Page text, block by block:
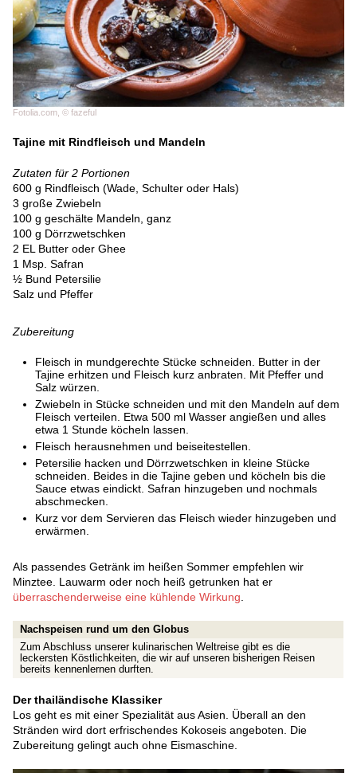
Fotolia.com, © fazeful
Tajine mit Rindfleisch und Mandeln
Zutaten für 2 Portionen
600 g Rindfleisch (Wade, Schulter oder Hals)
3 große Zwiebeln
100 g geschälte Mandeln, ganz
100 g Dörrzwetschken
2 EL Butter oder Ghee
1 Msp. Safran
½ Bund Petersilie
Salz und Pfeffer
Zubereitung
Fleisch in mundgerechte Stücke schneiden. Butter in der
Tajine erhitzen und Fleisch kurz anbraten. Mit Pfeffer und
Salz würzen.
Zwiebeln in Stücke schneiden und mit den Mandeln auf dem
Fleisch verteilen. Etwa 500 ml Wasser angießen und alles
etwa 1 Stunde köcheln lassen.
Fleisch herausnehmen und beiseitestellen.
Petersilie hacken und Dörrzwetschken in kleine Stücke
schneiden. Beides in die Tajine geben und köcheln bis die
Sauce etwas eindickt. Safran hinzugeben und nochmals
abschmecken.
Kurz vor dem Servieren das Fleisch wieder hinzugeben und
erwärmen.
Als passendes Getränk im heißen Sommer empfehlen wir
Minztee. Lauwarm oder noch heiß getrunken hat er
überraschenderweise eine kühlende Wirkung
Nachspeisen rund um den Globus
Zum Abschluss unserer kulinarischen Weltreise gibt es die
leckersten Köstlichkeiten, die wir auf unseren bisherigen Reisen
bereits kennenlernen durften.
Der thailändische Klassiker
Los geht es mit einer Spezialität aus Asien. Überall an den
Stränden wird dort erfrischendes Kokoseis angeboten. Die
Zubereitung gelingt auch ohne Eismaschine.